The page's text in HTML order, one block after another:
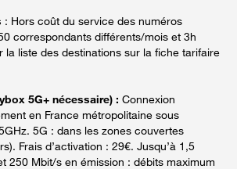
: Hors coût du service des numéros
correspondants différents/mois et 3h
la liste des destinations sur la fiche tarifaire
5G+ nécessaire) : Connexion
en France métropolitaine sous
5G : dans les zones couvertes
Frais d’activation : 29€. Jusqu’à 1,5
250 Mbit/s en émission : débits maximum